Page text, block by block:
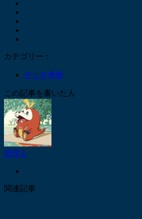
カテゴリー：
デッキ考察
この記事を書いた人
管理人
関連記事